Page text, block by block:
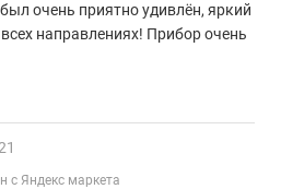
очень приятно удивлён, яркий
направлениях! Прибор очень
с Яндекс маркета